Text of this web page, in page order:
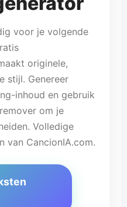
voor je volgende
originele,
stijl. Genereer
inhoud en gebruik
om je
Volledige
van CancionIA.com.